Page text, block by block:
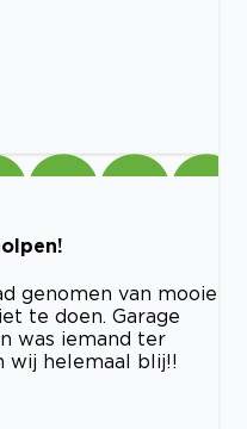
genomen van mooie
te doen. Garage
was iemand ter
wij helemaal blij!!